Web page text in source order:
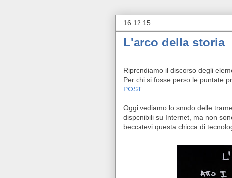
16.12.15
L'arco della storia
Riprendiamo il discorso degli
Per chi si fosse perso le puntate
POST.
Oggi vediamo lo snodo delle
disponibili su Internet, ma non
beccatevi questa chicca di